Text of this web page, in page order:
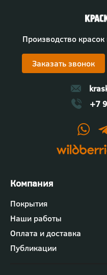
Производство
Заказать звонок
+7
Футер
-
меню
"Компания"
Покрытия
Наши работы
Оплата и доставка
Публикации